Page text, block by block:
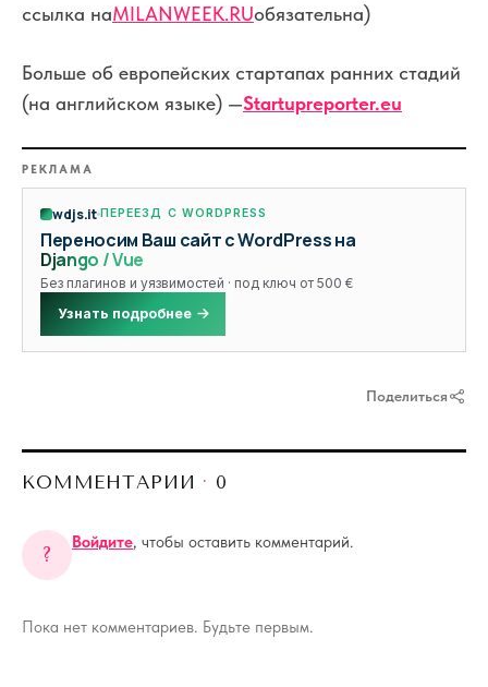
ссылка наMILANWEEK.RUобязательна)
Больше об европейских стартапах ранних стадий
(на английском языке) —Startupreporter.eu
РЕКЛАМА
wdjs.it ПЕРЕЕЗД С WORDPRESS
Переносим Ваш сайт с WordPress на
Django / Vue
Без плагинов и уязвимостей · под ключ от 500 €
Узнать подробнее
Поделиться
КОММЕНТАРИИ · 0
?
Войдите, чтобы оставить комментарий.
Пока нет комментариев. Будьте первым.